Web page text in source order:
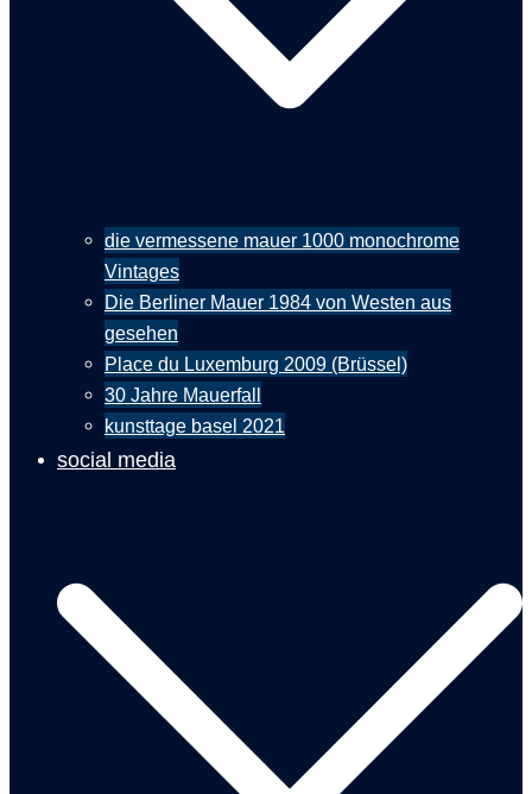
die vermessene mauer 1000 monochrome
Vintages
Die Berliner Mauer 1984 von Westen aus
gesehen
Place du Luxemburg 2009 (Brüssel)
30 Jahre Mauerfall
kunsttage basel 2021
social media